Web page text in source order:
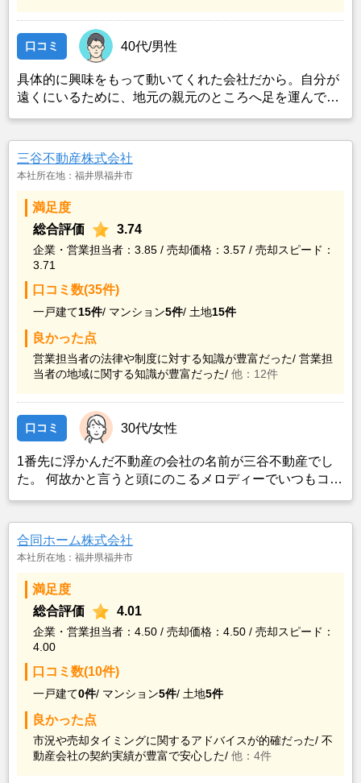
口コミ 40代/男性
具体的に興味をもって動いてくれた会社だから。自分が
遠くにいるために、地元の親元のところへ足を運んで話
三谷不動産株式会社
本社所在地：福井県福井市
満足度
総合評価
3.74
企業・営業担当者：3.85 / 売却価格：3.57 / 売却スピード：
3.71
口コミ数(35件)
一戸建て15件/ マンション5件/ 土地15件
良かった点
営業担当者の法律や制度に対する知識が豊富だった/ 営業担
当者の地域に関する知識が豊富だった/ 他：12件
口コミ 30代/女性
1番先に浮かんだ不動産の会社の名前が三谷不動産でし
た。 何故かと言うと頭にのこるメロディーでいつもコマ
から決めました
合同ホーム株式会社
本社所在地：福井県福井市
満足度
総合評価
4.01
企業・営業担当者：4.50 / 売却価格：4.50 / 売却スピード：
4.00
口コミ数(10件)
一戸建て0件/ マンション5件/ 土地5件
良かった点
市況や売却タイミングに関するアドバイスが的確だった/ 不
動産会社の契約実績が豊富で安心した/ 他：4件